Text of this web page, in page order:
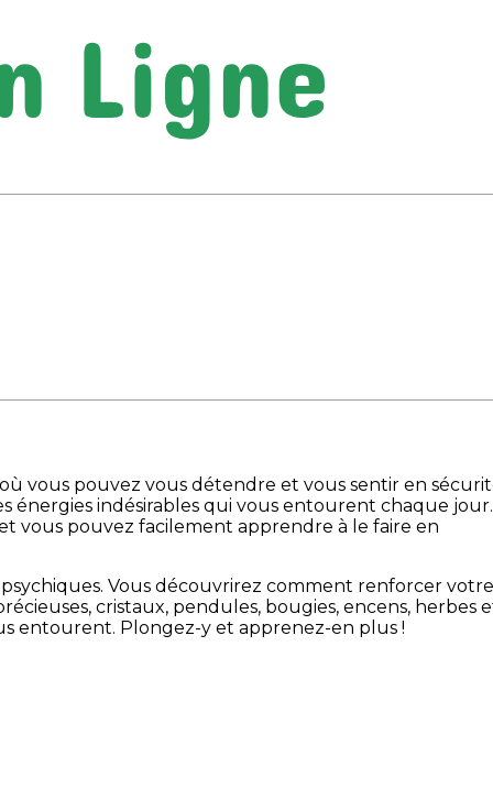
vous pouvez vous détendre et vous sentir en
énergies indésirables qui vous entourent chaque jour.
vous pouvez facilement apprendre à le faire en
Vous découvrirez comment renforcer votre
cristaux, pendules, bougies, encens, herbes
entourent. Plongez-y et apprenez-en plus !